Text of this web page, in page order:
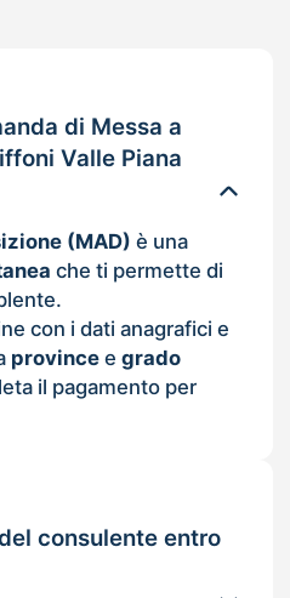
di Messa a
Valle Piana
(MAD) è una
che ti permette di
con i dati anagrafici e
provincee grado
il pagamento per
consulente entro